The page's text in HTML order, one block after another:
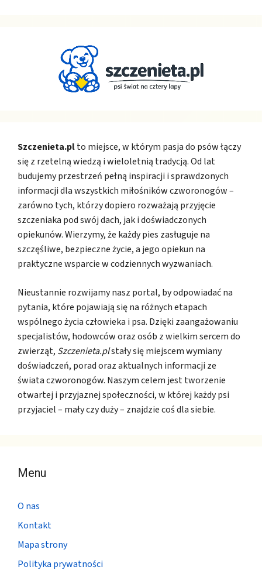
Szczenieta.plto miejsce, w którym pasja do psów łączy
się z rzetelną wiedzą i wieloletnią tradycją. Od lat
budujemy przestrzeń pełną inspiracji i sprawdzonych
informacji dla wszystkich miłośników czworonogów –
zarówno tych, którzy dopiero rozważają przyjęcie
szczeniaka pod swój dach, jak i doświadczonych
opiekunów. Wierzymy, że każdy pies zasługuje na
szczęśliwe, bezpieczne życie, a jego opiekun na
praktyczne wsparcie w codziennych wyzwaniach.
Nieustannie rozwijamy nasz portal, by odpowiadać na
pytania, które pojawiają się na różnych etapach
wspólnego życia człowieka i psa. Dzięki zaangażowaniu
specjalistów, hodowców oraz osób z wielkim sercem do
zwierząt, Szczenieta.plstały się miejscem wymiany
doświadczeń, porad oraz aktualnych informacji ze
świata czworonogów. Naszym celem jest tworzenie
otwartej i przyjaznej społeczności, w której każdy psi
przyjaciel – mały czy duży – znajdzie coś dla siebie.
Menu
O nas
Kontakt
Mapa strony
Polityka prywatności